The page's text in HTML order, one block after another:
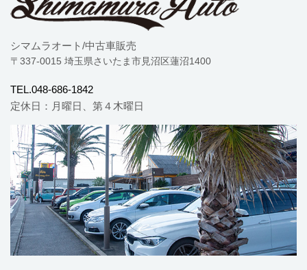
シマムラオート/中古車販売
〒337-0015 埼玉県さいたま市見沼区蓮沼1400
TEL.048-686-1842
定休日：月曜日、第４木曜日